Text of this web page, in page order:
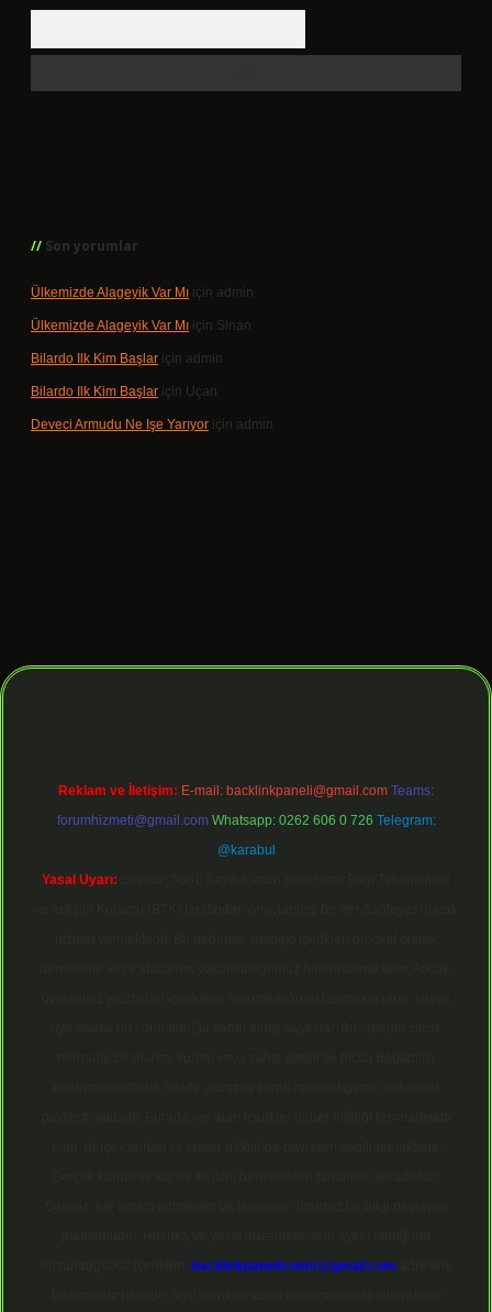
Son yorumlar
Ülkemizde Alageyik Var Mı için admin
Ülkemizde Alageyik Var Mı için Sinan
Bilardo Ilk Kim Başlar için admin
Bilardo Ilk Kim Başlar için Uçan
Deveci Armudu Ne Işe Yarıyor için admin
Reklam ve İletişim: E-mail: backlinkpaneli@gmail.com Teams:
forumhizmeti@gmail.com Whatsapp: 0262 606 0 726 Telegram:
@karabul
Yasal Uyarı:
backlinkpanelicomtr@gmail.com